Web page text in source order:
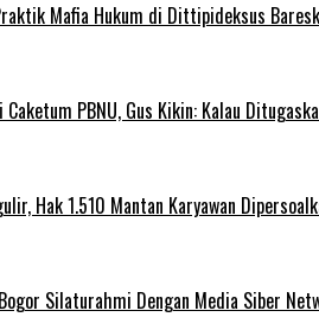
Mafia Hukum di Dittipideksus
PBNU, Gus Kikin: Kalau
Hak 1.510 Mantan Karyawan
Silaturahmi Dengan Media Siber